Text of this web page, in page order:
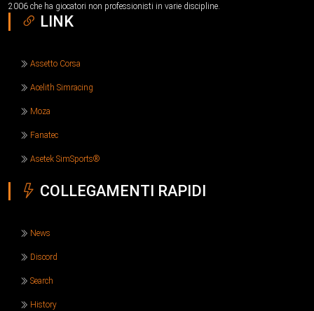
2006 che ha giocatori non professionisti in varie discipline.
LINK
Assetto Corsa
Acelith Simracing
Moza
Fanatec
Asetek SimSports®
COLLEGAMENTI RAPIDI
News
Discord
Search
History